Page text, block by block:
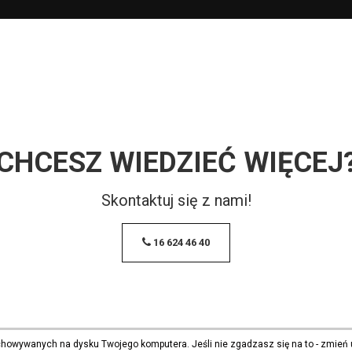
WIEDZIEĆ
Skontaktuj się z nami!
16 624 46 40
na dysku Twojego komputera. Jeśli nie zgadzasz się na to -